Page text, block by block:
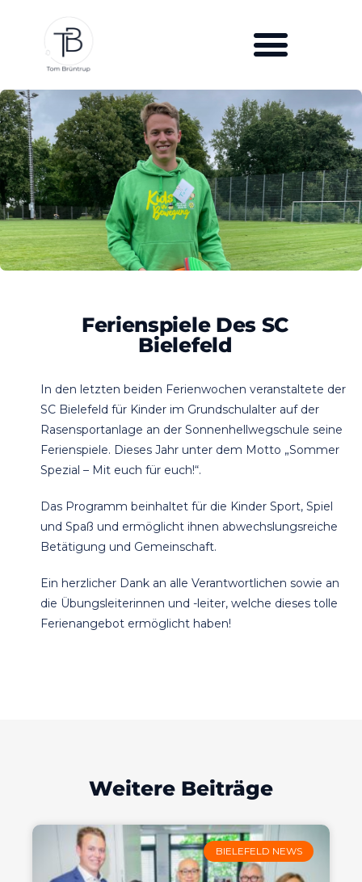
Ferienspiele Des SC
Bielefeld
In den letzten beiden Ferienwochen veranstaltete der
SC Bielefeld für Kinder im Grundschulalter auf der
Rasensportanlage an der Sonnenhellwegschule seine
Ferienspiele. Dieses Jahr unter dem Motto „Sommer
Spezial – Mit euch für euch!“.
Das Programm beinhaltet für die Kinder Sport, Spiel
und Spaß und ermöglicht ihnen abwechslungsreiche
Betätigung und Gemeinschaft.
Ein herzlicher Dank an alle Verantwortlichen sowie an
die Übungsleiterinnen und -leiter, welche dieses tolle
Ferienangebot ermöglicht haben!
Weitere Beiträge
BIELEFELD NEWS